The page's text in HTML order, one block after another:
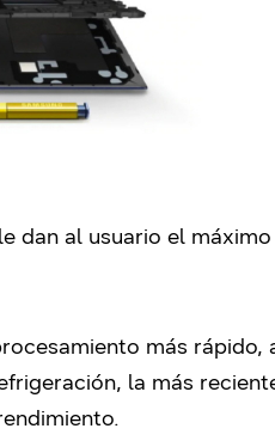
dan al usuario el
más rápido,
la más